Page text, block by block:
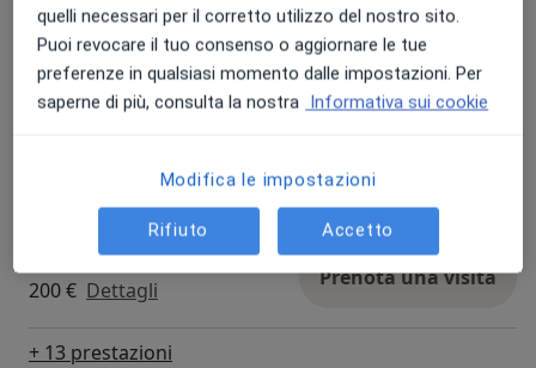
Trattamenti di paradontologia
Dettagli Prenota una visita
Dettagli Prenota una visita
Sbiancamento dentale
200 € Dettagli Prenota una visita
+ 13 prestazioni
quelli necessari per il corretto utilizzo del nostro sito.
Puoi revocare il tuo consenso o aggiornare le tue
preferenze in qualsiasi momento dalle impostazioni. Per
saperne di più, consulta la nostra Informativa sui cookie
Modifica le impostazioni
Rifiuto Accetto